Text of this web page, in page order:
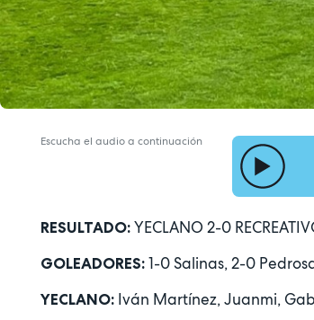
Escucha el audio a continuación
RESULTADO: YECLANO 2-0
GOLEADORES: 1-0 Salinas, 2-0
YECLANO: Iván Martínez, Juanmi,